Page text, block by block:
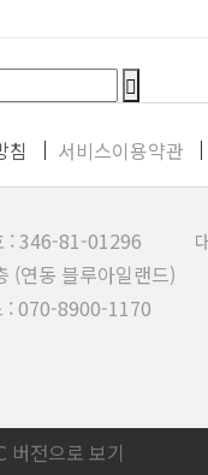
침 서비스이용약관
: 346-81-01296 대
(연동 블루아일랜드)
8900-1170
버전으로 보기